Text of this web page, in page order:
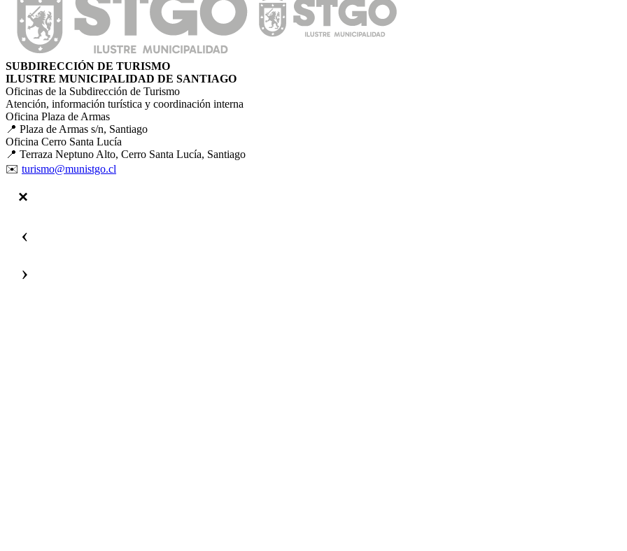
SUBDIRECCIÓN DE TURISMO
ILUSTRE MUNICIPALIDAD DE SANTIAGO
Oficinas de la Subdirección de Turismo
Atención, información turística y coordinación interna
Oficina Plaza de Armas
📍 Plaza de Armas s/n, Santiago
Oficina Cerro Santa Lucía
📍 Terraza Neptuno Alto, Cerro Santa Lucía, Santiago
✉️ turismo@munistgo.cl
‹
›